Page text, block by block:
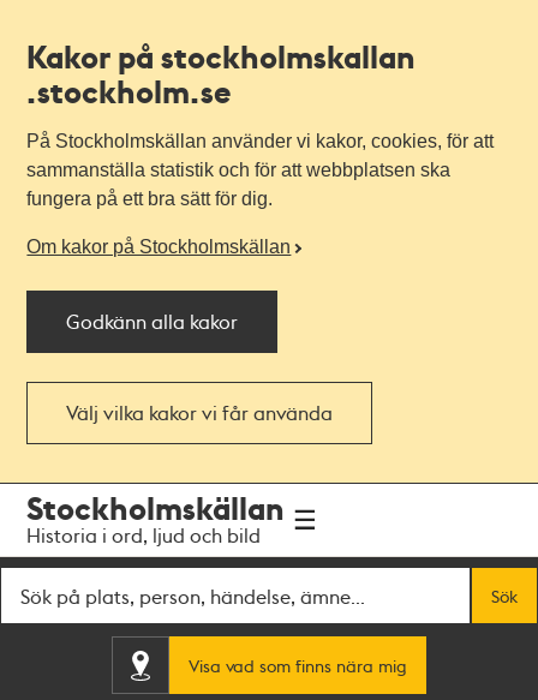
Kakor på stockholmskallan
.stockholm.se
På Stockholmskällan använder vi kakor, cookies, för att
sammanställa statistik och för att webbplatsen ska
fungera på ett bra sätt för dig.
Om kakor på Stockholmskällan
Godkänn alla kakor
Välj vilka kakor vi får använda
navigationen
huvudinnehållet
Stockholmskällan
Historia i ord, ljud och bild
Sök
Visa vad som finns nära mig